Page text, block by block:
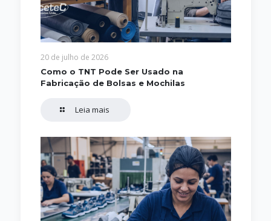
20 de julho de 2026
Como o TNT Pode Ser Usado na
Fabricação de Bolsas e Mochilas
Leia mais